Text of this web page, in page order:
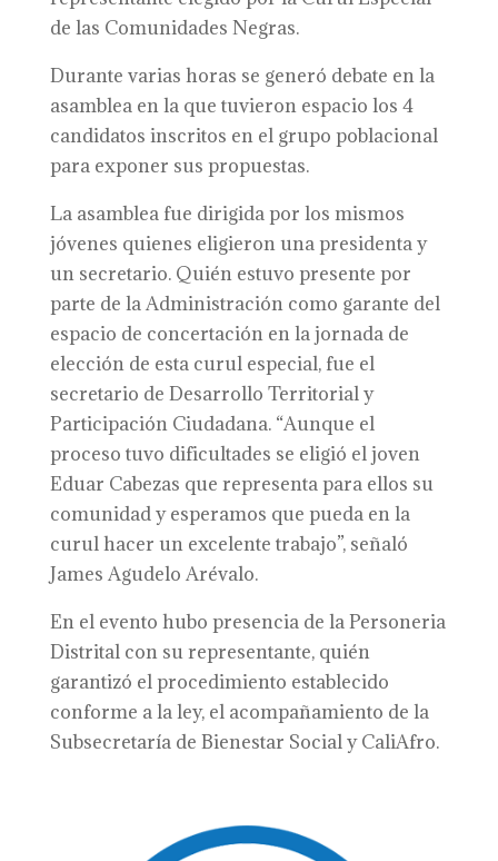
de las Comunidades Negras.
Durante varias horas se generó debate en la
asamblea en la que tuvieron espacio los 4
candidatos inscritos en el grupo poblacional
para exponer sus propuestas.
La asamblea fue dirigida por los mismos
jóvenes quienes eligieron una presidenta y
un secretario. Quién estuvo presente por
parte de la Administración como garante del
espacio de concertación en la jornada de
elección de esta curul especial, fue el
secretario de Desarrollo Territorial y
Participación Ciudadana. “Aunque el
proceso tuvo dificultades se eligió el joven
Eduar Cabezas que representa para ellos su
comunidad y esperamos que pueda en la
curul hacer un excelente trabajo”, señaló
James Agudelo Arévalo.
En el evento hubo presencia de la Personeria
Distrital con su representante, quién
garantizó el procedimiento establecido
conforme a la ley, el acompañamiento de la
Subsecretaría de Bienestar Social y CaliAfro.